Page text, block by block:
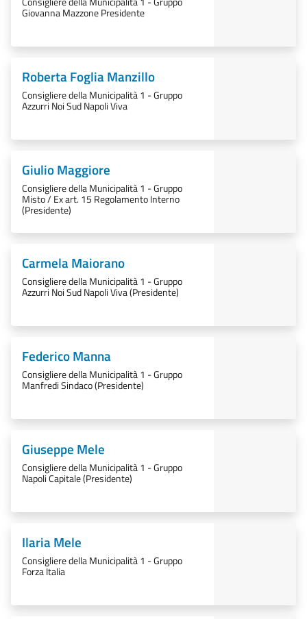
Giovanna Mazzone Presidente
Roberta Foglia Manzillo
Consigliere della Municipalità 1 - Gruppo
Azzurri Noi Sud Napoli Viva
Giulio Maggiore
Consigliere della Municipalità 1 - Gruppo
Misto / Ex art. 15 Regolamento Interno
(Presidente)
Carmela Maiorano
Consigliere della Municipalità 1 - Gruppo
Azzurri Noi Sud Napoli Viva (Presidente)
Federico Manna
Consigliere della Municipalità 1 - Gruppo
Manfredi Sindaco (Presidente)
Giuseppe Mele
Consigliere della Municipalità 1 - Gruppo
Napoli Capitale (Presidente)
Ilaria Mele
Consigliere della Municipalità 1 - Gruppo
Forza Italia